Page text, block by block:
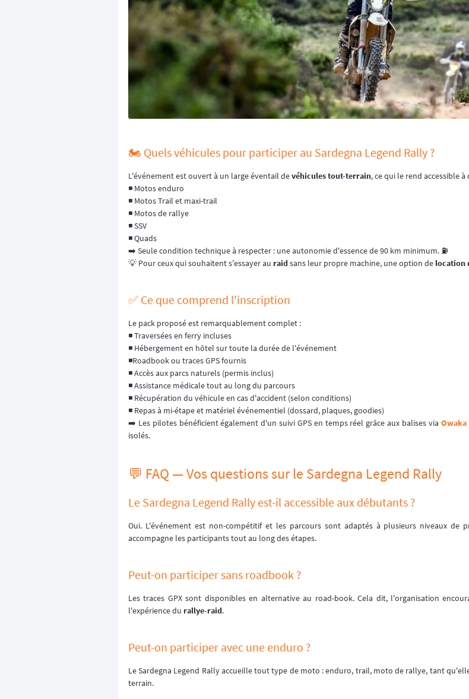
🏍️ Quels véhicules pour participer au Sardegna Legend Rally ?
L'événement est ouvert à un large éventail devéhicules tout-terrain, ce qui le rend accessible
◾️ Motos enduro
◾️ Motos Trail et maxi-trail
◾️ Motos de rallye
◾️ SSV
◾️ Quads
➡️ Seule condition technique à respecter : une autonomie d'essence de 90 km minimum. ⛽️
💡 Pour ceux qui souhaitent s'essayer au raid sans leur propre machine, une option de location
✅ Ce que comprend l'inscription
Le pack proposé est remarquablement complet :
◾️ Traversées en ferry incluses
◾️ Hébergement en hôtel sur toute la durée de l'événement
◾️Roadbook ou traces GPS fournis
◾️ Accès aux parcs naturels (permis inclus)
◾️ Assistance médicale tout au long du parcours
◾️ Récupération du véhicule en cas d'accident (selon conditions)
◾️ Repas à mi-étape et matériel événementiel (dossard, plaques, goodies)
➡️ Les pilotes bénéficient également d'un suivi GPS en temps réel grâce aux balises via Owaka
isolés.
💬 FAQ — Vos questions sur le Sardegna Legend Rally
Le Sardegna Legend Rally est-il accessible aux débutants ?
Oui. L'événement est non-compétitif et les parcours sont adaptés à plusieurs niveaux de
accompagne les participants tout au long des étapes.
Peut-on participer sans roadbook ?
Les traces GPX sont disponibles en alternative au road-book. Cela dit, l'organisation
l'expérience du rallye-raid.
Peut-on participer avec une enduro ?
Le Sardegna Legend Rally accueille tout type de moto : enduro, trail, moto de rallye, tant
terrain.